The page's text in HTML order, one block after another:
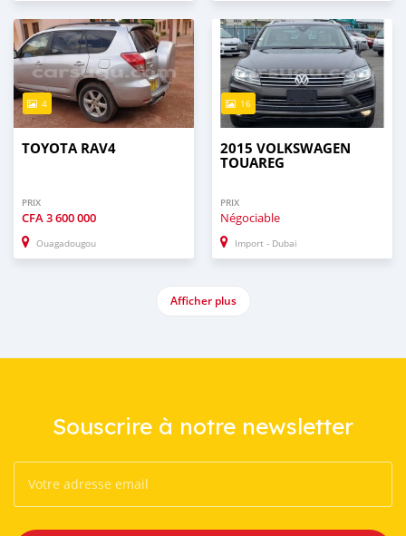
4
TOYOTA RAV4
PRIX
CFA3 600 000
Ouagadougou
16
2015 VOLKSWAGEN
TOUAREG
PRIX
Négociable
Import - Dubai
Afficher plus
Souscrire à notre newsletter